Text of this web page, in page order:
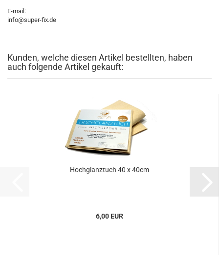
E-mail:
info@super-fix.de
Kunden, welche diesen Artikel bestellten, haben
auch folgende Artikel gekauft:
Hochglanztuch 40 x 40cm
6,00 EUR